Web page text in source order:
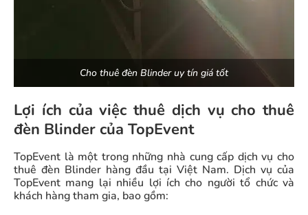
Cho thuê đèn Blinder uy tín giá tốt
Lợi ích của việc thuê dịch vụ cho thuê
đèn Blinder của TopEvent
TopEvent là một trong những nhà cung cấp dịch vụ cho
thuê đèn Blinder hàng đầu tại Việt Nam. Dịch vụ của
TopEvent mang lại nhiều lợi ích cho người tổ chức và
khách hàng tham gia, bao gồm: